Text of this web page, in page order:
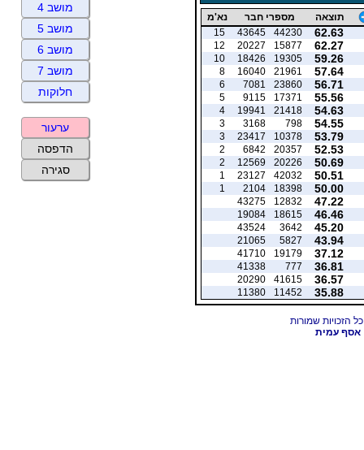
תוצאה מספרי חבר נא'מ
62.63
44230
43645
15
62.27
15877
20227
12
59.26
19305
18426
10
57.64
21961
16040
8
56.71
23860
7081
6
55.56
17371
9115
5
54.63
21418
19941
4
54.55
798
3168
3
53.79
10378
23417
3
52.53
20357
6842
2
50.69
20226
12569
2
50.51
42032
23127
1
50.00
18398
2104
1
47.22
12832
43275
46.46
18615
19084
45.20
3642
43524
43.94
5827
21065
37.12
19179
41710
36.81
777
41338
36.57
41615
20290
35.88
11452
11380
אסף עמית
מושב 4
מושב 5
מושב 6
מושב 7
חלוקות
ערעור
הדפסה
סגירה